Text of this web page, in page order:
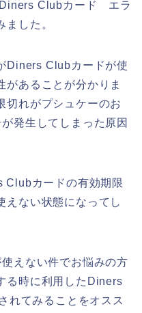
Clubカード エラ
した。
Diners Clubカードが使
があることが分かりま
切れがプシュケーのお
発生してしまった原因
Clubカードの有効期限
えない状態になってし
えない件でお悩みの方
る時に利用したDiners
れてみることをオスス